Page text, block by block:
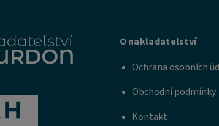
O nakladatelství
Ochrana osobních
Obchodní podmínky
Kontakt